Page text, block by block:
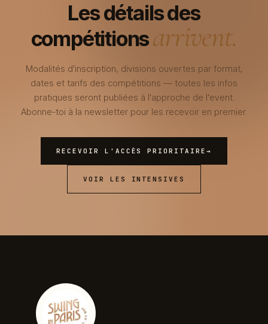
Les détails des
compétitionsarrivent.
Modalités d'inscription, divisions ouvertes par format,
dates et tarifs des compétitions — toutes les infos
pratiques seront publiées à l'approche de l'event.
Abonne-toi à la newsletter pour les recevoir en premier.
RECEVOIR L'ACCÈS PRIORITAIRE→
VOIR LES INTENSIVES